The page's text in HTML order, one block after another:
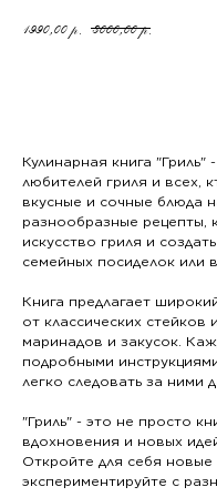
1990,00 р. 3000,00 р.
Кулинарная книга "Гриль"
любителей гриля и всех,
вкусные и сочные блюда
разнообразные рецепты,
искусство гриля и
семейных посиделок или
Книга предлагает
от классических
маринадов и закусок.
подробными
легко следовать за ними
"Гриль" - это не просто
вдохновения и новых
Откройте для себя новые
экспериментируйте с